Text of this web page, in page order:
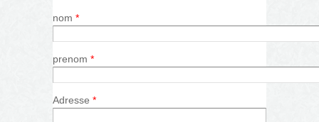
nom *
prenom *
Adresse *